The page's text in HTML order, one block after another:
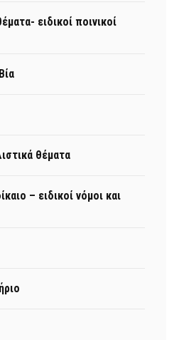
ειδικοί ποινικοί
θέματα
– ειδικοί νόμοι και